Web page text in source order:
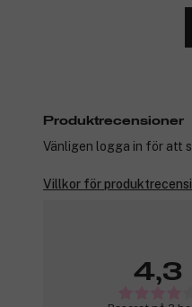
Produktrecensioner
Vänligen logga in för att
Villkor för
4,3